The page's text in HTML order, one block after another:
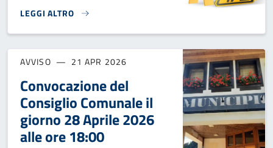
LEGGI ALTRO
INFO VIABILITÀ - S.P. 347 "DEL PASSO CEREDA E PASSO
AVVISO 21 APR 2026
Convocazione del
Consiglio Comunale il
giorno 28 Aprile 2026
alle ore 18:00